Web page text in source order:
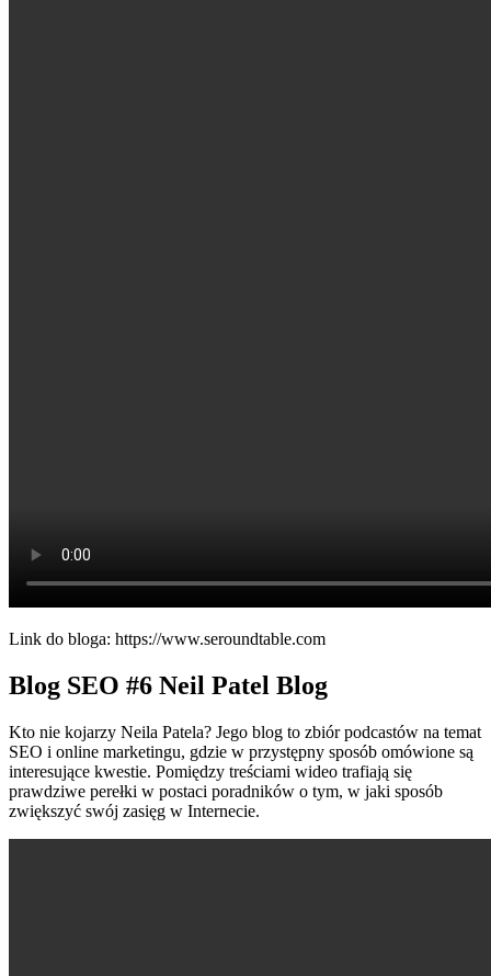
Link do bloga: https://www.seroundtable.com
Blog SEO #6 Neil Patel Blog
Kto nie kojarzy Neila Patela? Jego blog to zbiór podcastów na temat
SEO i online marketingu, gdzie w przystępny sposób omówione są
interesujące kwestie. Pomiędzy treściami wideo trafiają się
prawdziwe perełki w postaci poradników o tym, w jaki sposób
zwiększyć swój zasięg w Internecie.